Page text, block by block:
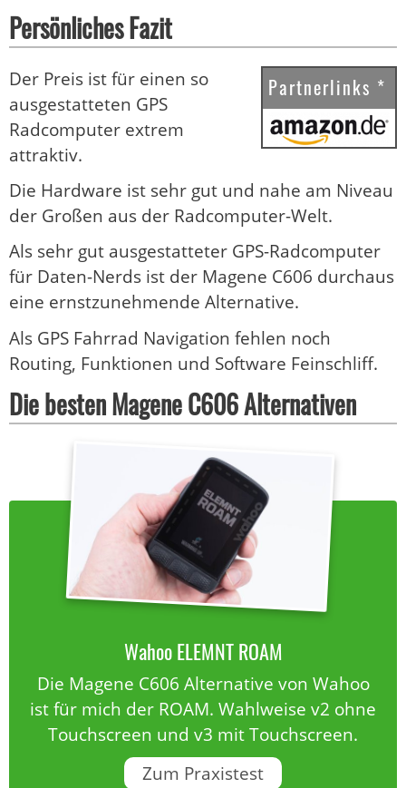
Persönliches Fazit
Partnerlinks *
Der Preis ist für einen so
ausgestatteten GPS
Radcomputer extrem
attraktiv.
Die Hardware ist sehr gut und nahe am Niveau
der Großen aus der Radcomputer-Welt.
Als sehr gut ausgestatteter GPS-Radcomputer
für Daten-Nerds ist der Magene C606 durchaus
eine ernstzunehmende Alternative.
Als GPS Fahrrad Navigation fehlen noch
Routing, Funktionen und Software Feinschliff.
Die besten Magene C606 Alternativen
Wahoo ELEMNT ROAM
Die Magene C606 Alternative von Wahoo
ist für mich der ROAM. Wahlweise v2 ohne
Touchscreen und v3 mit Touchscreen.
Zum Praxistest